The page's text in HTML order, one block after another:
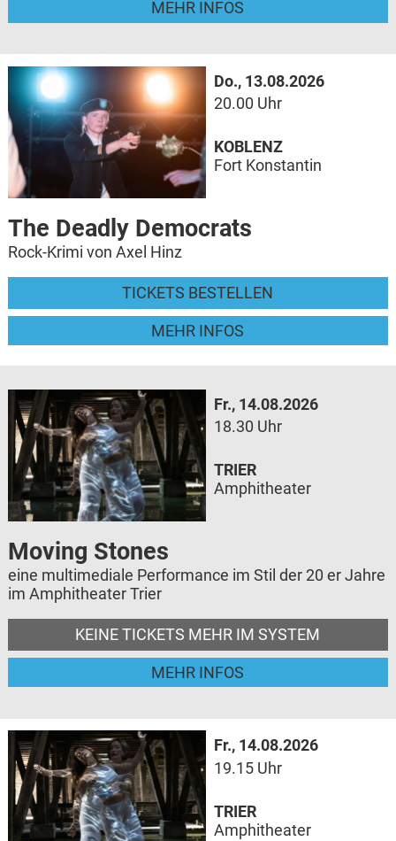
MEHR INFOS
Do., 13.08.2026
20.00 Uhr
The Deadly Democrats
Rock-Krimi von Axel Hinz
TICKETS BESTELLEN
MEHR INFOS
KOBLENZ
Fort Konstantin
Fr., 14.08.2026
18.30 Uhr
Moving Stones
eine multimediale Performance im Stil der 20 er Jahre
im Amphitheater Trier
KEINE TICKETS MEHR IM SYSTEM
MEHR INFOS
TRIER
Amphitheater
Fr., 14.08.2026
19.15 Uhr
TRIER
Amphitheater